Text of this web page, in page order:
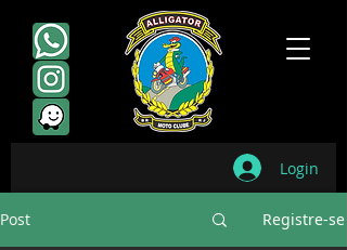
Login
Post Registre-se